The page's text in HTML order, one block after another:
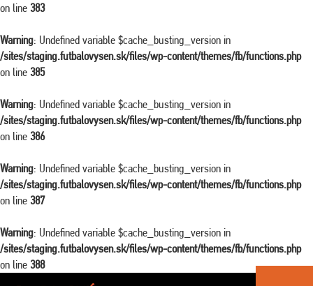
on line 383
Warning: Undefined variable $cache_busting_version in
/sites/staging.futbalovysen.sk/files/wp-content/themes/fb/functions.php
on line 385
Warning: Undefined variable $cache_busting_version in
/sites/staging.futbalovysen.sk/files/wp-content/themes/fb/functions.php
on line 386
Warning: Undefined variable $cache_busting_version in
/sites/staging.futbalovysen.sk/files/wp-content/themes/fb/functions.php
on line 387
Warning: Undefined variable $cache_busting_version in
/sites/staging.futbalovysen.sk/files/wp-content/themes/fb/functions.php
on line 388